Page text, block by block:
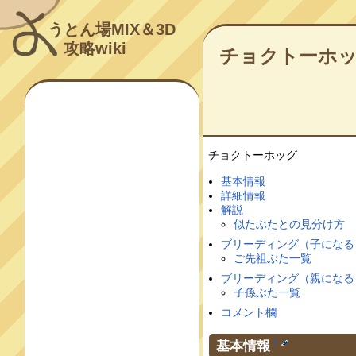
うとん場MIX＆3D
攻略wiki
チョクトーホ
チョクトーホッグ
基本情報
詳細情報
解説
似たぶたとの見分け方
ブリーディング（子になる
ご先祖ぶた一覧
ブリーディング（親になる
子孫ぶた一覧
コメント欄
基本情報 †